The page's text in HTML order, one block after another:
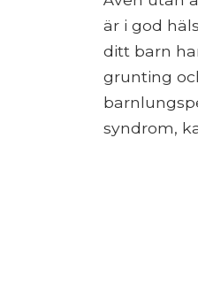
är i god
ditt barn
grunting
syndrom,